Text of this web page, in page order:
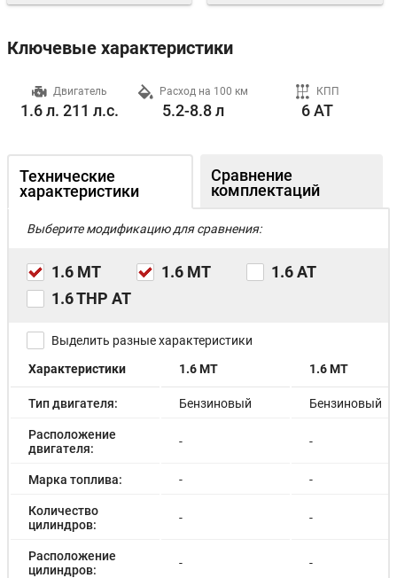
Ключевые характеристики
Двигатель
1.6 л. 211 л.с.
Расход на 100 км
5.2-8.8 л
КПП
6 AT
Технические
характеристики
Сравнение
комплектаций
Выберите модификацию для сравнения:
1.6 MT 1.6 MT
1.6 AT
1.6 THP AT
Выделить разные характеристики
Характеристики
1.6 MT 1.6 MT
Тип двигателя: Бензиновый Бензиновый
Расположение
двигателя:
- -
Марка топлива: - -
Количество
цилиндров:
- -
Расположение
цилиндров:
- -